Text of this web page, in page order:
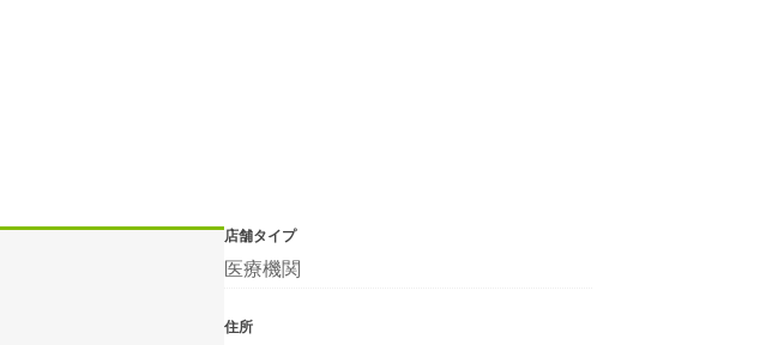
店舗タイプ
医療機関
住所